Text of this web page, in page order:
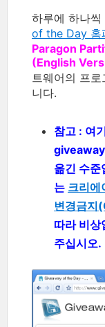
하루에 하나
of the Day 홈
Paragon
(English
트웨어의 프
니다.
참고 : 여
옮긴 수준
는 크리에
변경금
따라 비상
주십시오.